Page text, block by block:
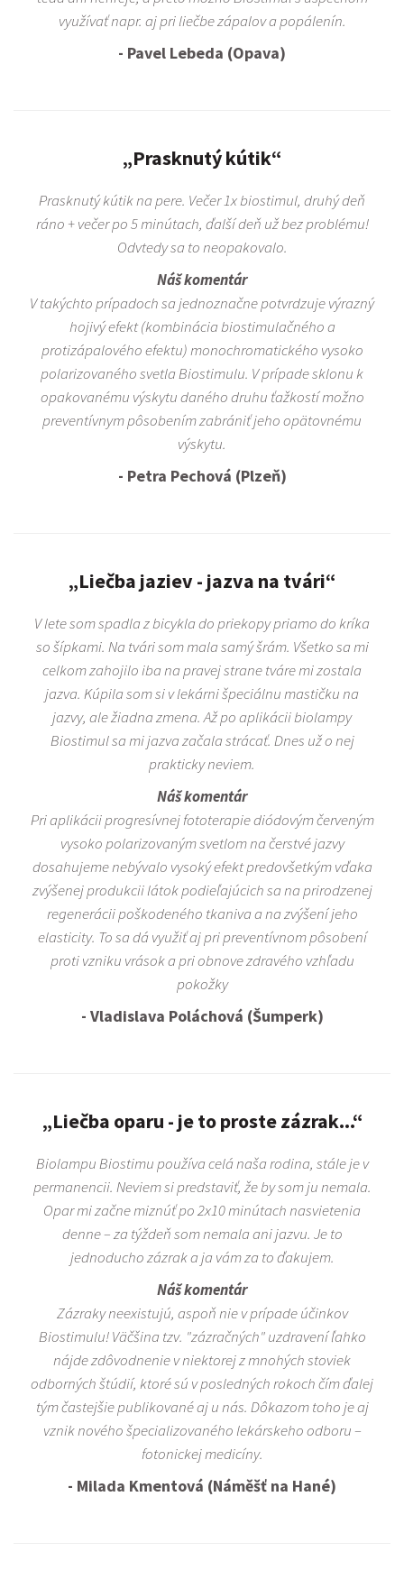
využívať napr. aj pri liečbe zápalov a popálenín.
- Pavel Lebeda (Opava)
„Prasknutý kútik“
Prasknutý kútik na pere. Večer 1x biostimul, druhý deň
ráno + večer po 5 minútach, ďalší deň už bez problému!
Odvtedy sa to neopakovalo.
Náš komentár
V takýchto prípadoch sa jednoznačne potvrdzuje výrazný
hojivý efekt (kombinácia biostimulačného a
protizápalového efektu) monochromatického vysoko
polarizovaného svetla Biostimulu. V prípade sklonu k
opakovanému výskytu daného druhu ťažkostí možno
preventívnym pôsobením zabrániť jeho opätovnému
výskytu.
- Petra Pechová (Plzeň)
„Liečba jaziev - jazva na tvári“
V lete som spadla z bicykla do priekopy priamo do kríka
so šípkami. Na tvári som mala samý šrám. Všetko sa mi
celkom zahojilo iba na pravej strane tváre mi zostala
jazva. Kúpila som si v lekárni špeciálnu mastičku na
jazvy, ale žiadna zmena. Až po aplikácii biolampy
Biostimul sa mi jazva začala strácať. Dnes už o nej
prakticky neviem.
Náš komentár
Pri aplikácii progresívnej fototerapie diódovým červeným
vysoko polarizovaným svetlom na čerstvé jazvy
dosahujeme nebývalo vysoký efekt predovšetkým vďaka
zvýšenej produkcii látok podieľajúcich sa na prirodzenej
regenerácii poškodeného tkaniva a na zvýšení jeho
elasticity. To sa dá využiť aj pri preventívnom pôsobení
proti vzniku vrások a pri obnove zdravého vzhľadu
pokožky
- Vladislava Poláchová (Šumperk)
„Liečba oparu - je to proste zázrak...“
Biolampu Biostimu používa celá naša rodina, stále je v
permanencii. Neviem si predstaviť, že by som ju nemala.
Opar mi začne miznúť po 2x10 minútach nasvietenia
denne – za týždeň som nemala ani jazvu. Je to
jednoducho zázrak a ja vám za to ďakujem.
Náš komentár
Zázraky neexistujú, aspoň nie v prípade účinkov
Biostimulu! Väčšina tzv. "zázračných" uzdravení ľahko
nájde zdôvodnenie v niektorej z mnohých stoviek
odborných štúdií, ktoré sú v posledných rokoch čím ďalej
tým častejšie publikované aj u nás. Dôkazom toho je aj
vznik nového špecializovaného lekárskeho odboru –
fotonickej medicíny.
- Milada Kmentová (Náměšť na Hané)